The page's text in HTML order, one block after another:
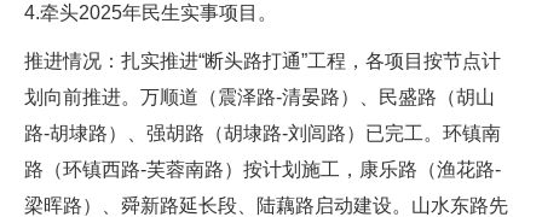
4.牵头2025年民生实事项目。
推进情况：扎实推进“断头路打通”工程，各项目按节点计
划向前推进。万顺道（震泽路-清晏路）、民盛路（胡山
路-胡埭路）、强胡路（胡埭路-刘闾路）已完工。环镇南
路（环镇西路-芙蓉南路）按计划施工，康乐路（渔花路-
梁晖路）、舜新路延长段、陆藕路启动建设。山水东路先